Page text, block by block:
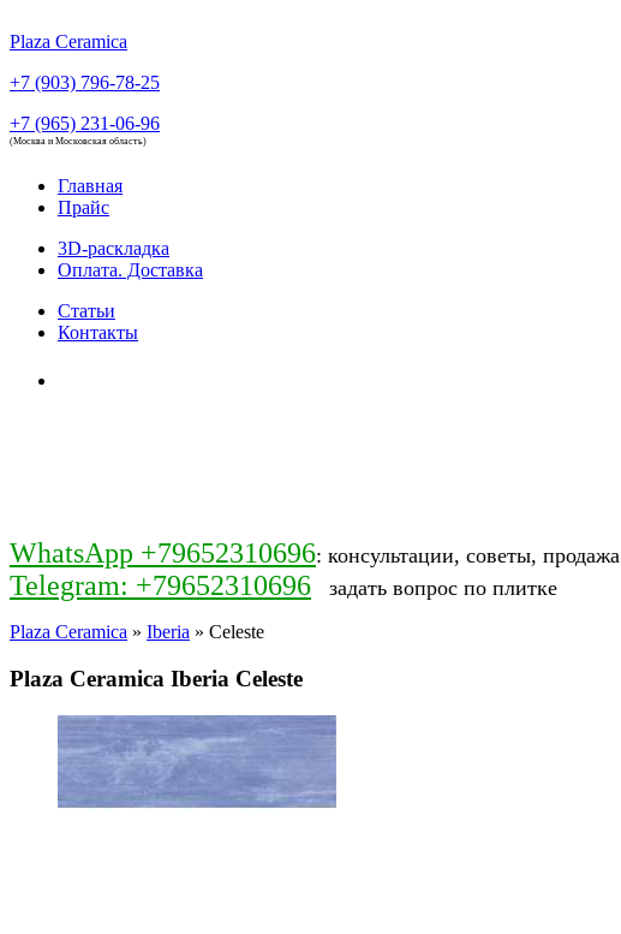
Plaza Ceramica
+7 (903) 796-78-25
+7 (965) 231-06-96
(Москва и Московская область)
Главная
Прайс
3D-раскладка
Оплата. Доставка
Статьи
Контакты
WhatsApp +79652310696: консультации, советы, продажа
Telegram: +79652310696 задать вопрос по плитке
Plaza Ceramica » Iberia » Celeste
Plaza Ceramica Iberia Celeste